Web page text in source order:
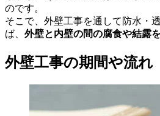
のです。
そこで、外壁工事を通して防水・
ば、 外壁と内壁の間の腐食や結露
外壁工事の期間や流れ